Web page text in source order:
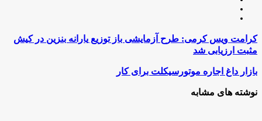
کرامت
ویس
کرمی:
طرح
آزمایشی
توزیع
کرامت ویس کرمی: طرح آزمایشی باز توزیع یارانه بنزین در کیش
مثبت ارزیابی شد
بازار
اجاره
موتورسیکلت
بازار داغ اجاره موتورسیکلت برای کار
نوشته های مشابه